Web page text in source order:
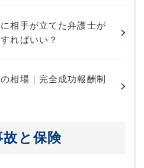
相手が立てた弁護士が
ればいい？
相場｜完全成功報酬制
故と保険